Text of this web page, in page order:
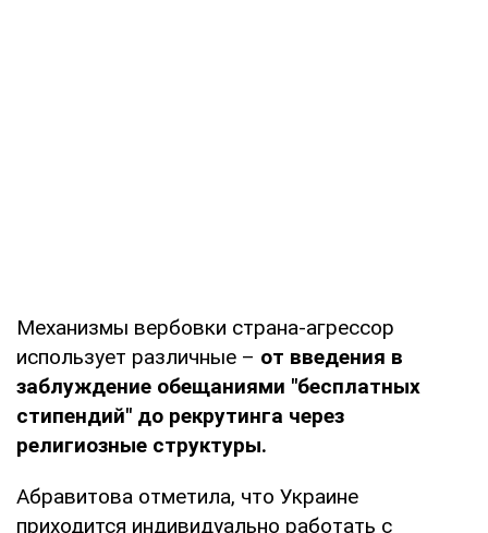
Механизмы вербовки страна-агрессор
использует различные – от введения в
заблуждение обещаниями "бесплатных
стипендий" до рекрутинга через
религиозные структуры.
Абравитова отметила, что Украине
приходится индивидуально работать с